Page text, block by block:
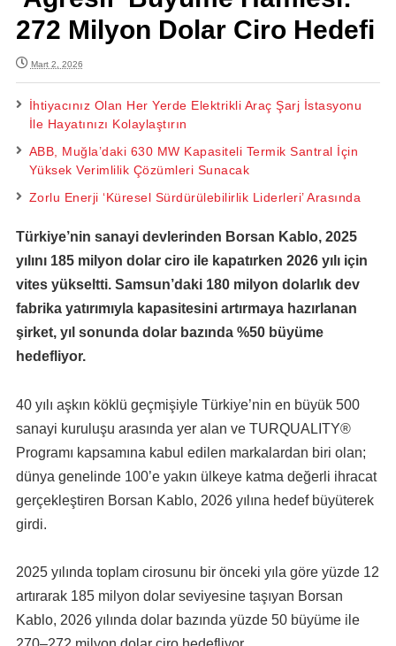
272 Milyon Dolar Ciro Hedefi
Mart 2, 2026
İhtiyacınız Olan Her Yerde Elektrikli Araç Şarj İstasyonu
İle Hayatınızı Kolaylaştırın
ABB, Muğla’daki 630 MW Kapasiteli Termik Santral İçin
Yüksek Verimlilik Çözümleri Sunacak
Zorlu Enerji ‘Küresel Sürdürülebilirlik Liderleri’ Arasında
Türkiye’nin sanayi devlerinden Borsan Kablo, 2025
yılını 185 milyon dolar ciro ile kapatırken 2026 yılı için
vites yükseltti. Samsun’daki 180 milyon dolarlık dev
fabrika yatırımıyla kapasitesini artırmaya hazırlanan
şirket, yıl sonunda dolar bazında %50 büyüme
hedefliyor.
40 yılı aşkın köklü geçmişiyle Türkiye’nin en büyük 500
sanayi kuruluşu arasında yer alan ve TURQUALITY®
Programı kapsamına kabul edilen markalardan biri olan;
dünya genelinde 100’e yakın ülkeye katma değerli ihracat
gerçekleştiren Borsan Kablo, 2026 yılına hedef büyüterek
girdi.
2025 yılında toplam cirosunu bir önceki yıla göre yüzde 12
artırarak 185 milyon dolar seviyesine taşıyan Borsan
Kablo, 2026 yılında dolar bazında yüzde 50 büyüme ile